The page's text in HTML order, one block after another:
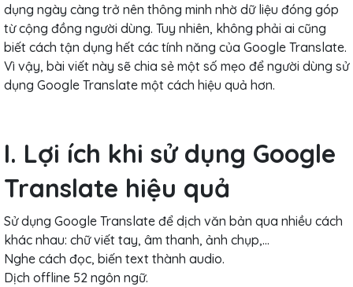
dụng ngày càng trở nên thông minh nhờ dữ liệu đóng góp
từ cộng đồng người dùng. Tuy nhiên, không phải ai cũng
biết cách tận dụng hết các tính năng của Google Translate.
Vì vậy, bài viết này sẽ chia sẻ một số mẹo để người dùng sử
dụng Google Translate một cách hiệu quả hơn.
I. Lợi ích khi sử dụng Google
Translate hiệu quả
Sử dụng Google Translate để dịch văn bản qua nhiều cách
khác nhau: chữ viết tay, âm thanh, ảnh chụp,...
Nghe cách đọc, biến text thành audio.
Dịch offline 52 ngôn ngữ.